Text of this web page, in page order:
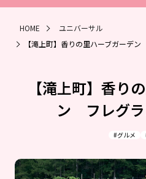
HOME
ユニバーサル
【滝上町】香りの里ハーブガーデ
【滝上町】香り
ン フレグラ
#グルメ